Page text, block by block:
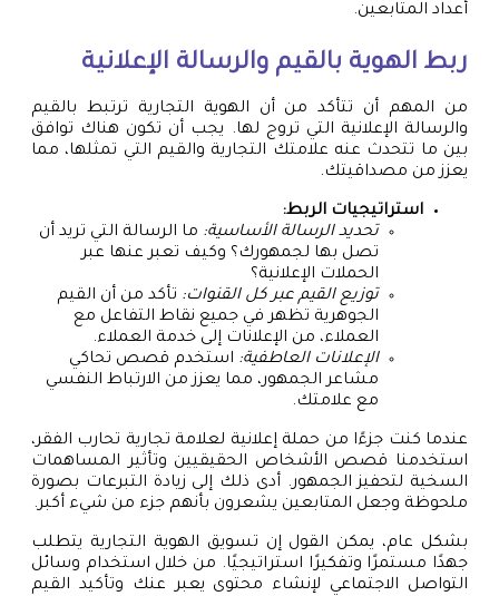
أعداد المتابعين.
ربط الهوية بالقيم والرسالة الإعلانية
من المهم أن تتأكد من أن الهوية التجارية ترتبط بالقيم
والرسالة الإعلانية التي تروج لها. يجب أن تكون هناك توافق
بين ما تتحدث عنه علامتك التجارية والقيم التي تمثلها، مما
يعزز من مصداقيتك.
استراتيجيات الربط:
تحديد الرسالة الأساسية: ما الرسالة التي تريد أن
تصل بها لجمهورك؟ وكيف تعبر عنها عبر
الحملات الإعلانية؟
توزيع القيم عبر كل القنوات: تأكد من أن القيم
الجوهرية تظهر في جميع نقاط التفاعل مع
العملاء، من الإعلانات إلى خدمة العملاء.
الإعلانات العاطفية: استخدم قصص تحاكي
مشاعر الجمهور، مما يعزز من الارتباط النفسي
مع علامتك.
عندما كنت جزءًا من حملة إعلانية لعلامة تجارية تحارب الفقر،
استخدمنا قصص الأشخاص الحقيقيين وتأثير المساهمات
السخية لتحفيز الجمهور. أدى ذلك إلى زيادة التبرعات بصورة
ملحوظة وجعل المتابعين يشعرون بأنهم جزء من شيء أكبر.
بشكل عام، يمكن القول إن تسويق الهوية التجارية يتطلب
جهدًا مستمرًا وتفكيرًا استراتيجيًا. من خلال استخدام وسائل
التواصل الاجتماعي لإنشاء محتوى يعبر عنك وتأكيد القيم